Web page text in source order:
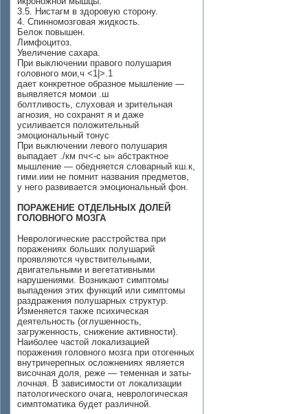
3.5. Нистагм в здоровую сторону.
4. Спинномозговая жидкость.
Белок повышен.
Лимфоцитоз.
Увеличение сахара.
При выключении правого полушария
головного мои,ч <1|>.1
дает конкретное образное мышление —
выявляется момои .ш
болтливость, слуховая и зрительная
агнозия, но сохранят я и даже
усиливается положительный
эмоциональный тонус
При выключении левого полушария
выпадает ./км пч<-с ы» абстрактное
мышление — обедняется словарный кш.к,
гими.иии не помнит названия предметов,
у него развивается эмоциональный фон.
ПОРАЖЕНИЕ ОТДЕЛЬНЫХ ДОЛЕЙ
ГОЛОВНОГО МОЗГА
Неврологические расстройства при
поражениях больших полушарий
проявляются чувствительными,
двигательными и веге­тативными
нарушениями. Возникают симптомы
выпадения этих функций или симптомы
раздражения полушарных структур.
Изменяется также психическая
деятельность (оглушенность,
загруженность, снижение активности).
Наиболее частой локали­зацией
поражения головного мозга при отогенных
внутричерепных осложнениях является
височная доля, реже — теменная и заты­
лочная. В зависимости от локализации
патологического очага, неврологическая
симптоматика будет различной.